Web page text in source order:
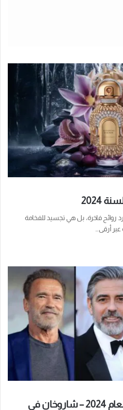
2024
روائح فاخرة، بل هي تجسيد للفخامة
أرقى…
أغنى ممثلين في العالم لعام 2024 – شاروخان في